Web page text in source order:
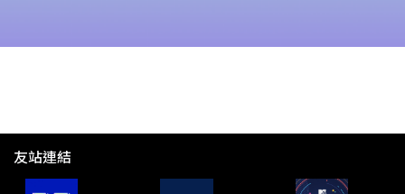
友站連結